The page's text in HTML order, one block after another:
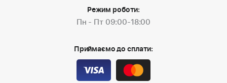
Режим роботи:
Пн - Пт 09:00-18:00
Приймаємо до сплати: